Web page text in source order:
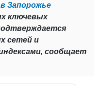
Запорожье
ключевых
сетей и
сообщает